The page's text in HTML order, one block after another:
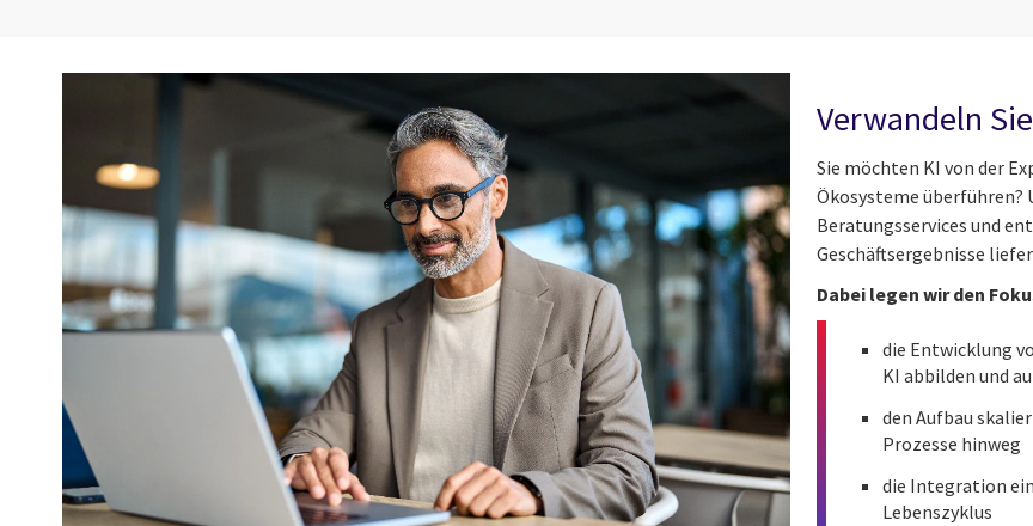
Verwandeln
Sie möchten KI von der
Ökosysteme
Beratungsservices und
Geschäftsergebnisse
Dabei legen wir den
die Entwicklung
KI abbilden und
den Aufbau
Prozesse hinweg
die Integration
Lebenszyklus